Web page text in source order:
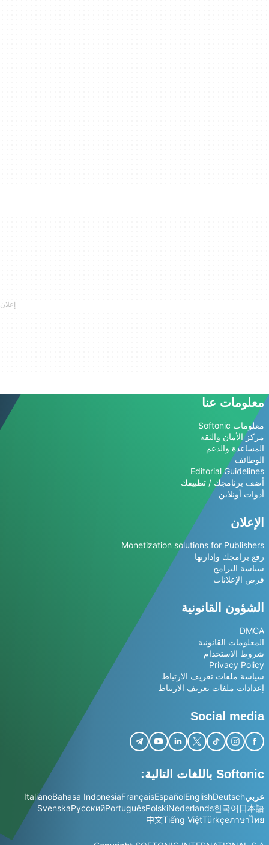
معلومات عنا
معلومات Softonic
مركز الأمان والثقة
المساعدة والدعم
الوظائف
Editorial Guidelines
أضف برنامجك / تطبيقك
أدوات أونلاين
الإعلان
Monetization solutions for Publishers
رفع برامجك وإدارتها
سياسة البرامج
فرص الإعلانات
الشؤون القانونية
DMCA
المعلومات القانونية
شروط الاستخدام
Privacy Policy
سياسة ملفات تعريف الارتباط
إعدادات ملفات تعريف الارتباط
Social media
Softonic باللغات التالية:
عربيDeutsch
English
Español
Français
Bahasa Indonesia
Italiano
日本語
한국어
Nederlands
Polski
Português
Русский
Svenska
ภาษาไทย
Türkçe
Tiếng Việt
中文